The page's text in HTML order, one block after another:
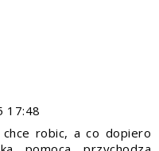
17:48
robic, a co dopiero